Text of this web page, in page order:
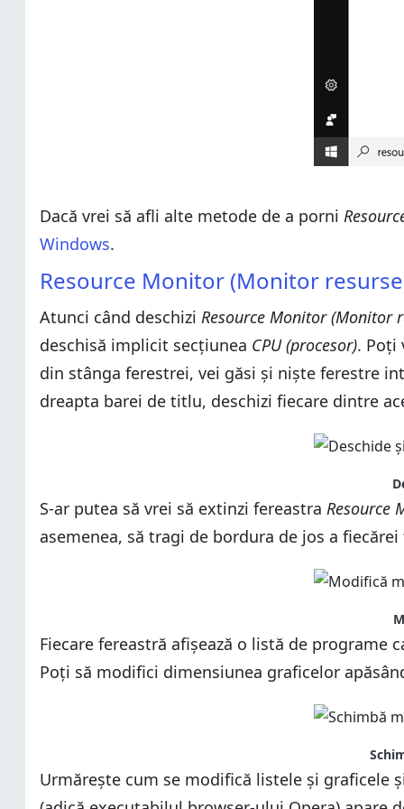
Dacă vrei să afli alte metode de a porni
Windows.
Resource Monitor (Monitor
Atunci când deschizi Resource Monitor (Monitor
deschisă implicit secțiunea CPU (procesor). Poți
din stânga ferestrei, vei găsi și niște ferestre
dreapta barei de titlu, deschizi fiecare dintre
S-ar putea să vrei să extinzi fereastra Resource
asemenea, să tragi de bordura de jos a
Fiecare fereastră afișează o listă de programe
Poți să modifici dimensiunea graficelor
Urmărește cum se modifică listele și graficele